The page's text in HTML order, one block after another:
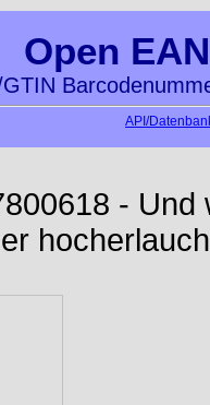
Open
API/
-